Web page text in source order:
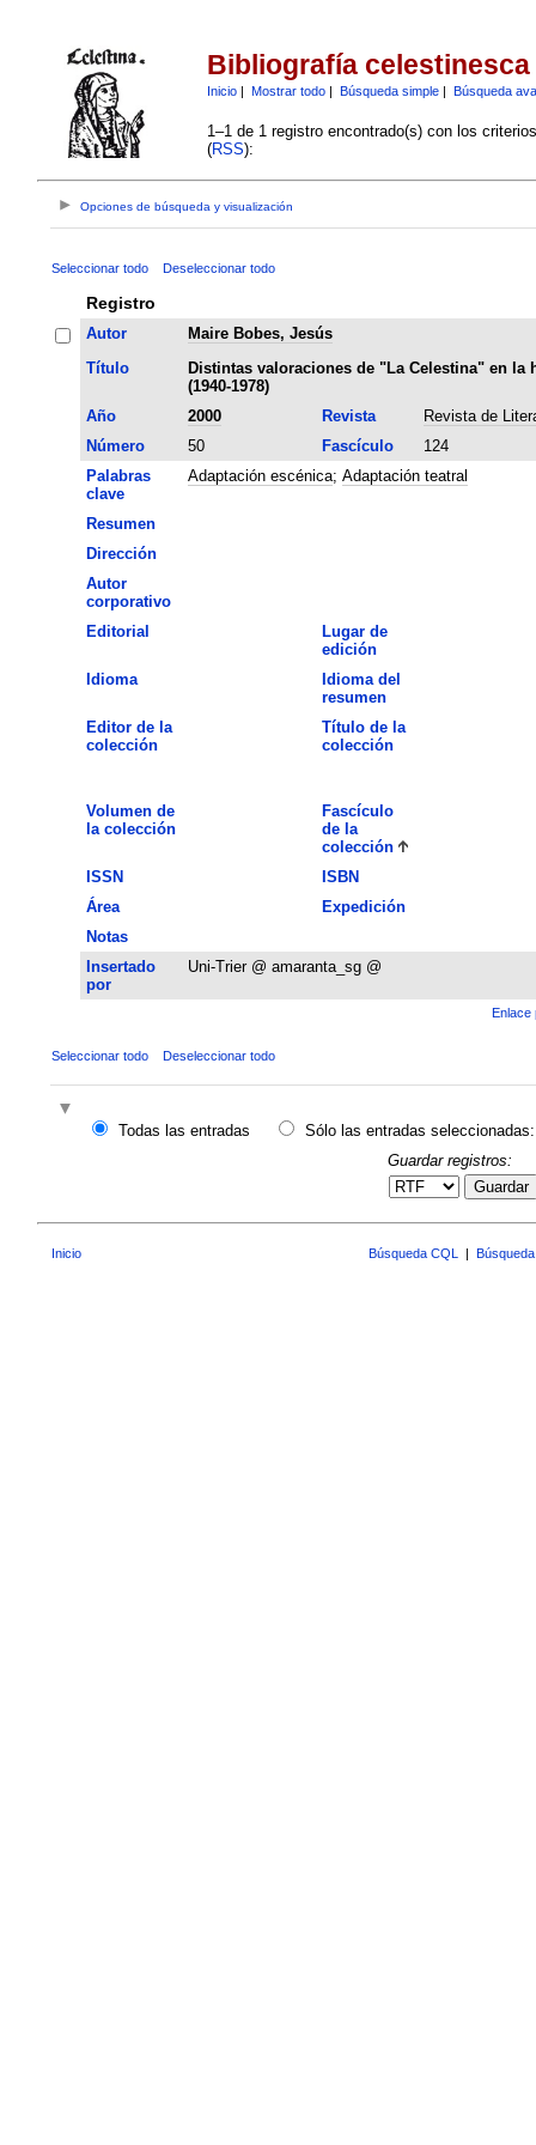
Bibliografía celestinesca
Inicio| Mostrar todo| Búsqueda simple| Búsqueda
1–1 de 1 registro encontrado(s) con los
(RSS):
Opciones de búsqueda y visualización
Seleccionar todo Deseleccionar todo
Registro
Autor
Maire Bobes, Jesús
Título
Distintas valoraciones de "La Celestina" en
(1940-1978)
Año
2000 Revista
Revista de
Número
50 Fascículo
124
Palabras
clave
Adaptación escénica; Adaptación teatral
Resumen
Dirección
Autor
corporativo
Editorial
Lugar de
edición
Idioma
Idioma del
resumen
Editor de la
colección
Título de la
colección
Volumen de
la colección
Fascículo
de la
colección
ISSN
ISBN
Área
Expedición
Notas
Insertado
por
Uni-Trier @ amaranta_sg @
Enlace
Seleccionar todo Deseleccionar todo
Todas las entradas
Sólo las entradas seleccionadas:
Guardar registros:
Guardar
Inicio Búsqueda CQL